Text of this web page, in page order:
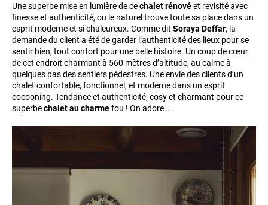
Une superbe mise en lumière de cechalet rénovéet revisité avec
finesse et authenticité, ou le naturel trouve toute sa place dans un
esprit moderne et si chaleureux. Comme dit Soraya Deffar, la
demande du client a été de garder l’authenticité des lieux pour se
sentir bien, tout confort pour une belle histoire. Un coup de cœur
de cet endroit charmant à 560 mètres d’altitude, au calme à
quelques pas des sentiers pédestres. Une envie des clients d’un
chalet confortable, fonctionnel, et moderne dans un esprit
cocooning. Tendance et authenticité, cosy et charmant pour ce
superbechalet au charmefou ! On adore ….